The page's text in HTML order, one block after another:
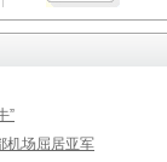
”
机场屈居亚军